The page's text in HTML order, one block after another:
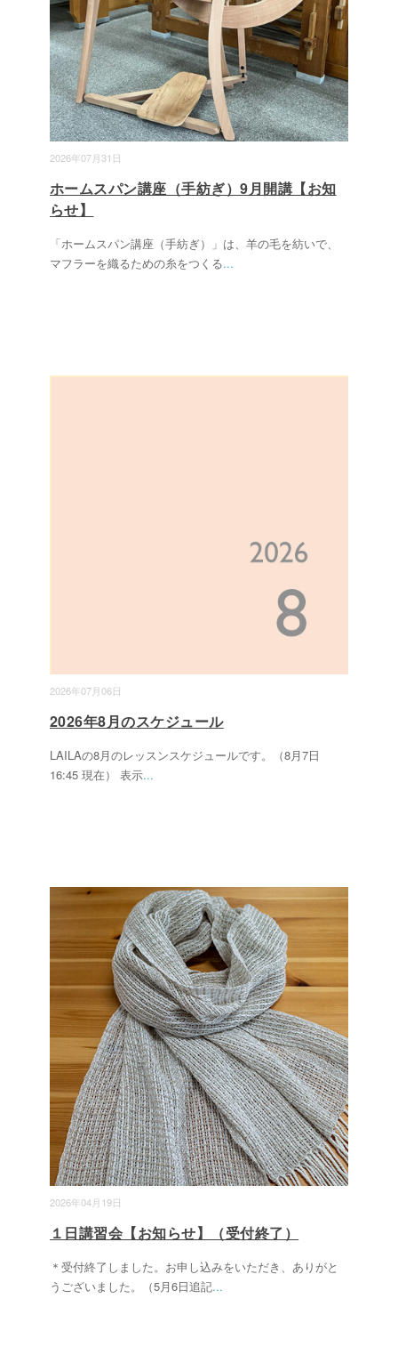
2026年07月31日
ホームスパン講座（手紡ぎ）9月開講【お知
らせ】
「ホームスパン講座（手紡ぎ）」は、羊の毛を紡いで、
マフラーを織るための糸をつくる...
2026年07月06日
2026年8月のスケジュール
LAILAの8月のレッスンスケジュールです。（8月7日
16:45 現在） 表示...
2026年04月19日
１日講習会【お知らせ】（受付終了）
＊受付終了しました。お申し込みをいただき、ありがと
うございました。（5月6日追記...